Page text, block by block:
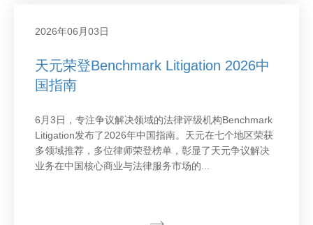
2026年06月03日
天元荣登Benchmark Litigation 2026中
国指南
6月3日，专注争议解决领域的法律评级机构Benchmark
Litigation发布了2026年中国指南。天元在七个地区荣获
多领域推荐，多位律师荣登榜单，彰显了天元争议解决
业务在中国核心商业与法律服务市场的...